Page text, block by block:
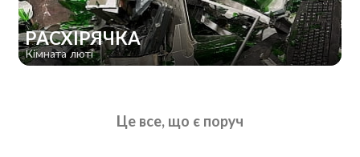
РАСХІРЯЧКА
Кімната люті
Це все, що є поруч